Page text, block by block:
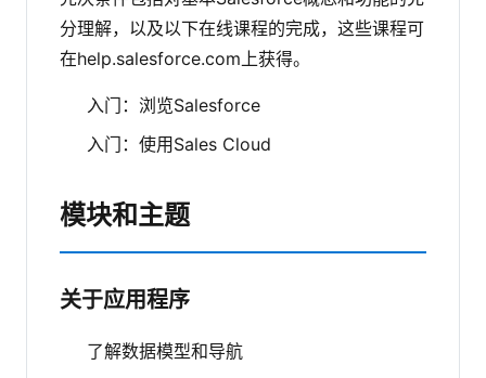
分理解，以及以下在线课程的完成，这些课程可
在help.salesforce.com上获得。
入门：浏览Salesforce
入门：使用Sales Cloud
模块和主题
关于应用程序
了解数据模型和导航